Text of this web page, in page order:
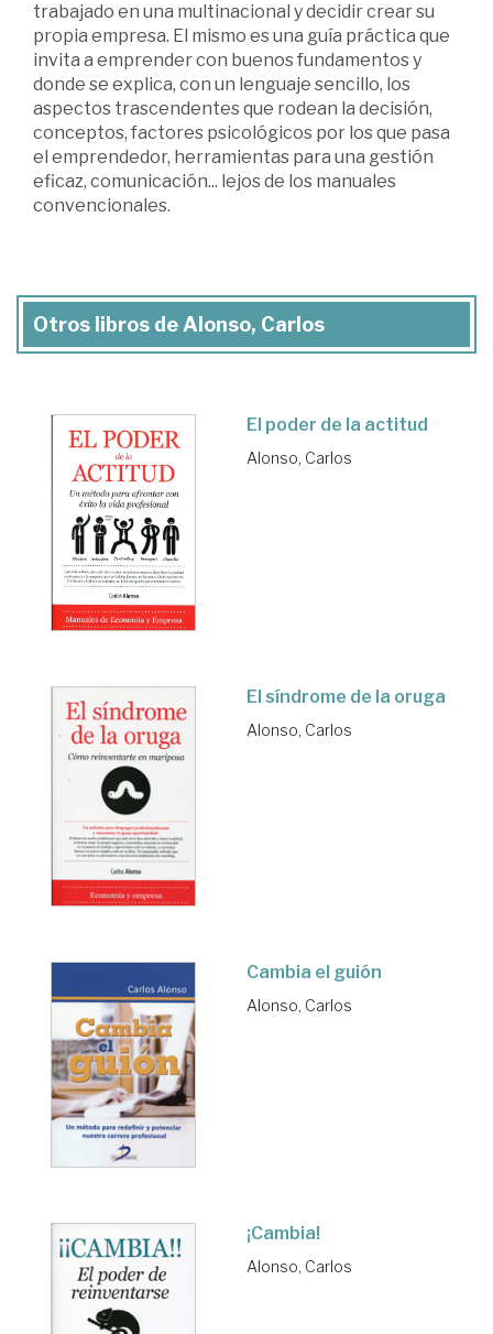
trabajado en una multinacional y decidir crear su
propia empresa. El mismo es una guía práctica que
invita a emprender con buenos fundamentos y
donde se explica, con un lenguaje sencillo, los
aspectos trascendentes que rodean la decisión,
conceptos, factores psicológicos por los que pasa
el emprendedor, herramientas para una gestión
eficaz, comunicación... lejos de los manuales
convencionales.
Otros libros de Alonso, Carlos
El poder de la actitud
Alonso, Carlos
El síndrome de la oruga
Alonso, Carlos
Cambia el guión
Alonso, Carlos
¡Cambia!
Alonso, Carlos